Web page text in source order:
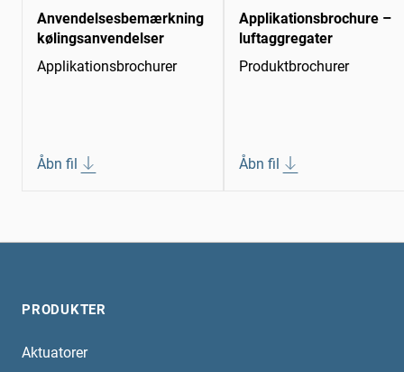
Anvendelsesbemærkning
kølingsanvendelser
Applikationsbrochurer
Åbn fil
Applikationsbrochure –
luftaggregater
Produktbrochurer
Åbn fil
PRODUKTER
Aktuatorer